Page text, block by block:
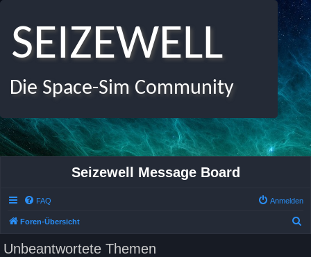
SEIZEWELL
Die Space-Sim Community
Seizewell Message Board
FAQ Anmelden
Foren-Übersicht
Unbeantwortete Themen